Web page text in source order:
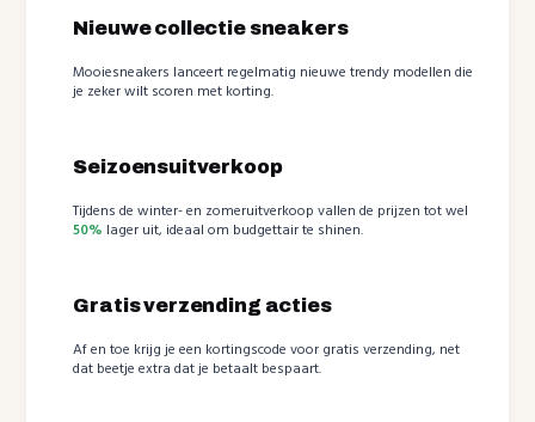
Nieuwe collectie sneakers
Mooiesneakers lanceert regelmatig nieuwe trendy modellen die
je zeker wilt scoren met korting.
Seizoensuitverkoop
Tijdens de winter- en zomeruitverkoop vallen de prijzen tot wel
50% lager uit, ideaal om budgettair te shinen.
Gratis verzending acties
Af en toe krijg je een kortingscode voor gratis verzending, net
dat beetje extra dat je betaalt bespaart.